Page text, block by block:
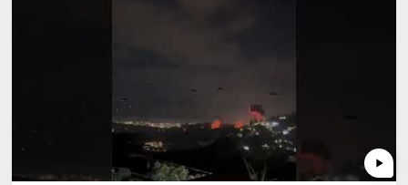
play_arrow